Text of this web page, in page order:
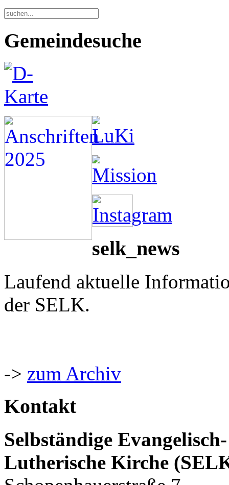
Gemeindesuche
selk_news
Laufend aktuelle
der SELK.
-> zum Archiv
Kontakt
Selbständige Evangelisch-
Lutherische Kirche